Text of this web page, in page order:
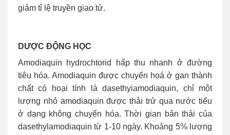
giảm tỉ lệ truyền giao tử.
DƯỢC ĐỘNG HỌC
Amodiaquin hydrochtorid hấp thu nhanh ở đường
tiêu hóa. Amodiaquin được chuyển hoá ở gan thành
chất có hoại tính là dasethyiamodiaquin, chỉ một
lượng nhỏ amodiaquin được thải trử qua nước tiểu
ở dạng không chuyển hóa. Thời gian bản thải của
dasethylamodiaquin từ 1-10 ngày. Khoảng 5% lượng